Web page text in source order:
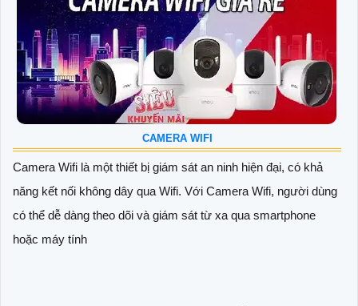
CAMERA WIFI
Camera Wifi là một thiết bị giám sát an ninh hiện đại, có khả
năng kết nối không dây qua Wifi. Với Camera Wifi, người dùng
có thể dễ dàng theo dõi và giám sát từ xa qua smartphone
hoặc máy tính